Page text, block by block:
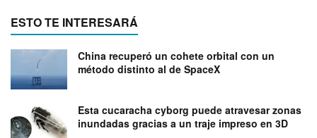
ESTO TE INTERESARÁ
China recuperó un cohete orbital con un
método distinto al de SpaceX
Esta cucaracha cyborg puede atravesar zonas
inundadas gracias a un traje impreso en 3D